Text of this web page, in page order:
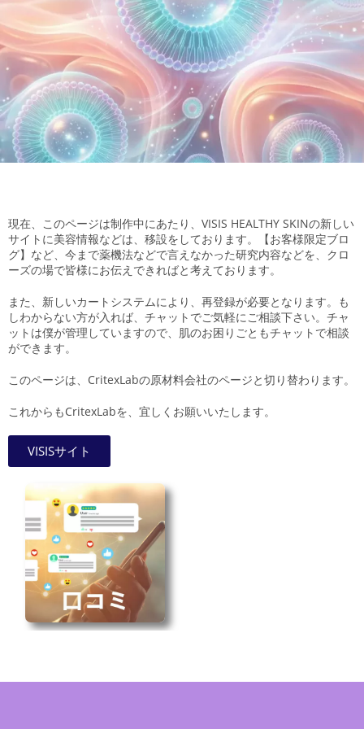
現在、このページは制作中にあたり、VISIS HEALTHY SKINの新しい
サイトに美容情報などは、移設をしております。【お客様限定ブロ
グ】など、今まで薬機法などで言えなかった研究内容などを、クロ
ーズの場で皆様にお伝えできればと考えております。
また、新しいカートシステムにより、再登録が必要となります。も
しわからない方が入れば、チャットでご気軽にご相談下さい。チャ
ットは僕が管理していますので、肌のお困りごともチャットで相談
ができます。
このページは、CritexLabの原材料会社のページと切り替わります。
これからもCritexLabを、宜しくお願いいたします。
VISISサイト